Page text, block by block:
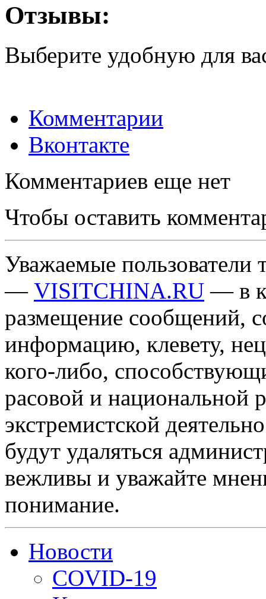
Отзывы:
Выберите удобную для
Комментарии
Вконтакте
Комментариев еще нет
Чтобы оставить
Уважаемые пользователи
— VISITCHINA.RU — в
размещение сообщений,
информацию, клевету,
кого-либо,
расовой и национальной
экстремистской
будут удаляться
вежливы и уважайте
понимание.
Новости
COVID-19